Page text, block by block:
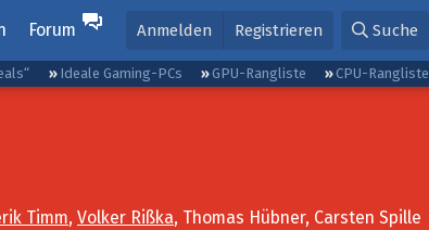
Forum Anmelden Registrieren Suche
Ideale Gaming-PCs GPU-Rangliste CPU-Rangliste
Timm, Volker Rißka, Thomas Hübner, Carsten Spille